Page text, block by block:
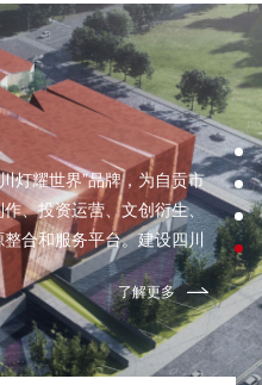
耀世界”品牌，为自贡市
、投资运营、文创衍生、
合和服务平台。建设四川
——四川名人馆，打造集名
艺术互动、沉浸体验等多
技手段相结合，创新性、
化地标和文化传承、文化
了解更多